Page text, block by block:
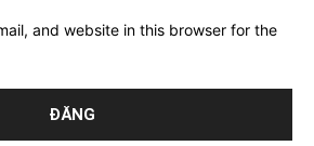
and website in this browser for the